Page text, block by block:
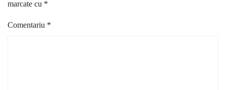
marcate cu *
Comentariu *